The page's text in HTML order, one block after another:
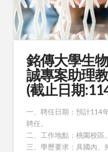
銘傳大學生
誠專案助理
(截止日期
一、聘任日期：預計114
聘任。
二、工作地點：桃園校區。
三、學歷要求：具國內、